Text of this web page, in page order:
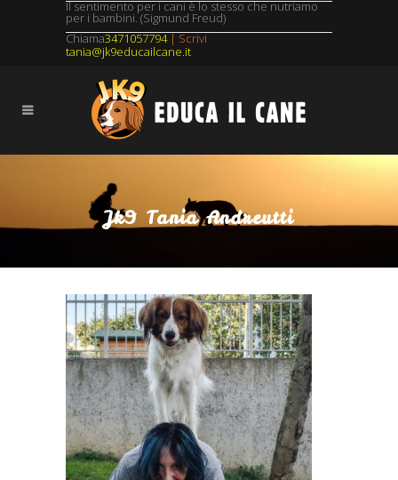
Il sentimento per i cani è lo stesso che nutriamo
per i bambini. (Sigmund Freud)
Chiama3471057794| Scrivi
tania@jk9educailcane.it
Jk9 Tania Andreutti